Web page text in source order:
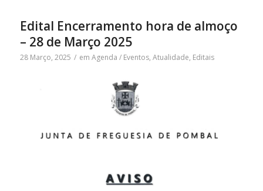
Edital Encerramento hora de almoço
– 28 de Março 2025
28 Março, 2025 / em Agenda / Eventos, Atualidade, Editais